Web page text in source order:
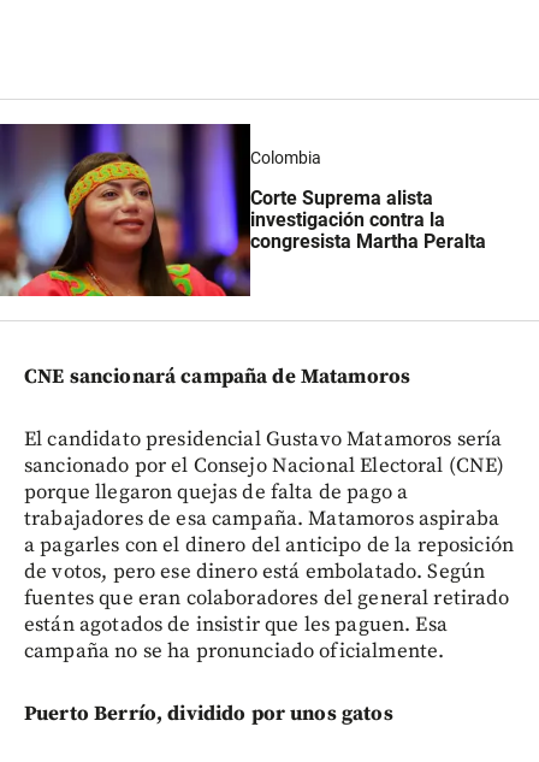
Colombia
Corte Suprema alista
investigación contra la
congresista Martha Peralta
CNE sancionará campaña de Matamoros
El candidato presidencial Gustavo Matamoros sería
sancionado por el Consejo Nacional Electoral (CNE)
porque llegaron quejas de falta de pago a
trabajadores de esa campaña. Matamoros aspiraba
a pagarles con el dinero del anticipo de la reposición
de votos, pero ese dinero está embolatado. Según
fuentes que eran colaboradores del general retirado
están agotados de insistir que les paguen. Esa
campaña no se ha pronunciado oficialmente.
Puerto Berrío, dividido por unos gatos